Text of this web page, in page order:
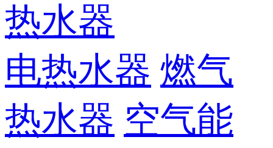
热水器
电热水器 燃气
热水器 空气能